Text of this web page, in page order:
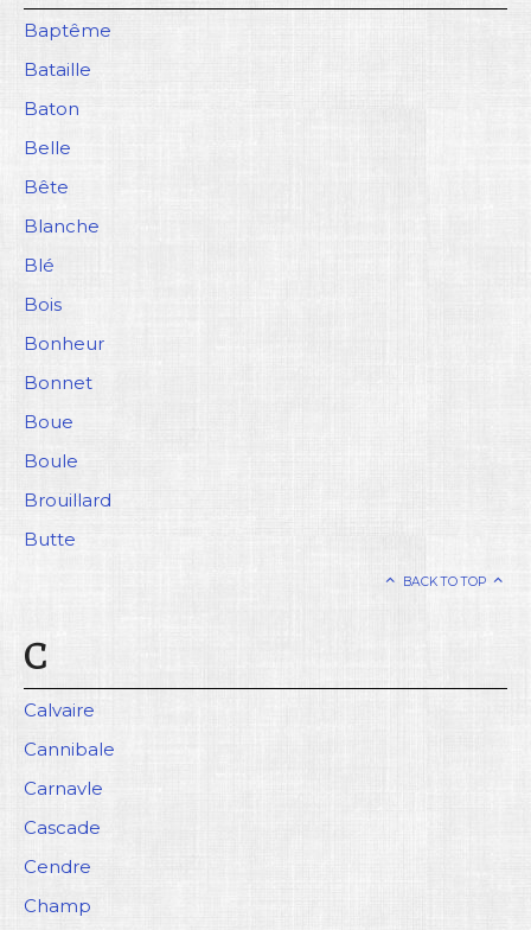
Baptême
Bataille
Baton
Belle
Bête
Blanche
Blé
Bois
Bonheur
Bonnet
Boue
Boule
Brouillard
Butte
BACK TO TOP
C
Calvaire
Cannibale
Carnavle
Cascade
Cendre
Champ